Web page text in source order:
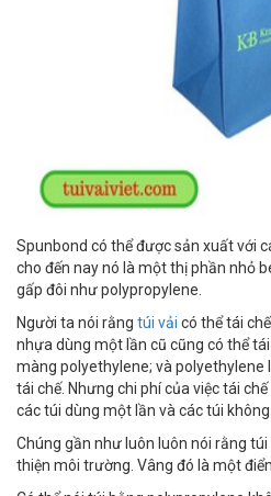
Spunbond có thể được sản xuất với
cho đến nay nó là một thị phần nhỏ
gấp đôi như polypropylene.
Người ta nói rằng túi vải có thể tái
nhựa dùng một lần cũ cũng có thể
màng polyethylene; và polyethylene
tái chế. Nhưng chi phí của việc tái
các túi dùng một lần và các túi không
Chúng gần như luôn luôn nói rằng
thiện môi trường. Vâng đó là một